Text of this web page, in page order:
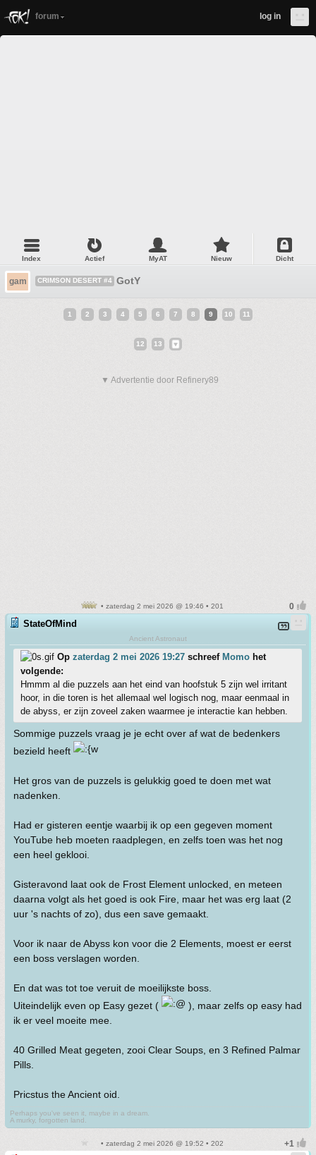
forum log in
Index Actief MyAT Nieuw Dicht
gam CRIMSON DESERT #4 GotY
1 2 3 4 5 6 7 8 9 10 11
12 13
▼ Advertentie door Refinery89
• zaterdag 2 mei 2026 @ 19:46 • 201
StateOfMind
Ancient Astronaut
Op zaterdag 2 mei 2026 19:27 schreef Momo het
volgende:
Hmmm al die puzzels aan het eind van hoofstuk 5 zijn wel irritant
hoor, in die toren is het allemaal wel logisch nog, maar eenmaal in
de abyss, er zijn zoveel zaken waarmee je interactie kan hebben.
Sommige puzzels vraag je je echt over af wat de bedenkers
bezield heeft
Het gros van de puzzels is gelukkig goed te doen met wat
nadenken.
Had er gisteren eentje waarbij ik op een gegeven moment
YouTube heb moeten raadplegen, en zelfs toen was het nog
een heel geklooi.
Gisteravond laat ook de Frost Element unlocked, en meteen
daarna volgt als het goed is ook Fire, maar het was erg laat (2
uur 's nachts of zo), dus een save gemaakt.
Voor ik naar de Abyss kon voor die 2 Elements, moest er eerst
een boss verslagen worden.
En dat was tot toe veruit de moeilijkste boss.
Uiteindelijk even op Easy gezet (
), maar zelfs op easy had
ik er veel moeite mee.
40 Grilled Meat gegeten, zooi Clear Soups, en 3 Refined Palmar
Pills.
Pricstus the Ancient oid.
Perhaps you've seen it, maybe in a dream.
A murky, forgotten land.
• zaterdag 2 mei 2026 @ 19:52 • 202